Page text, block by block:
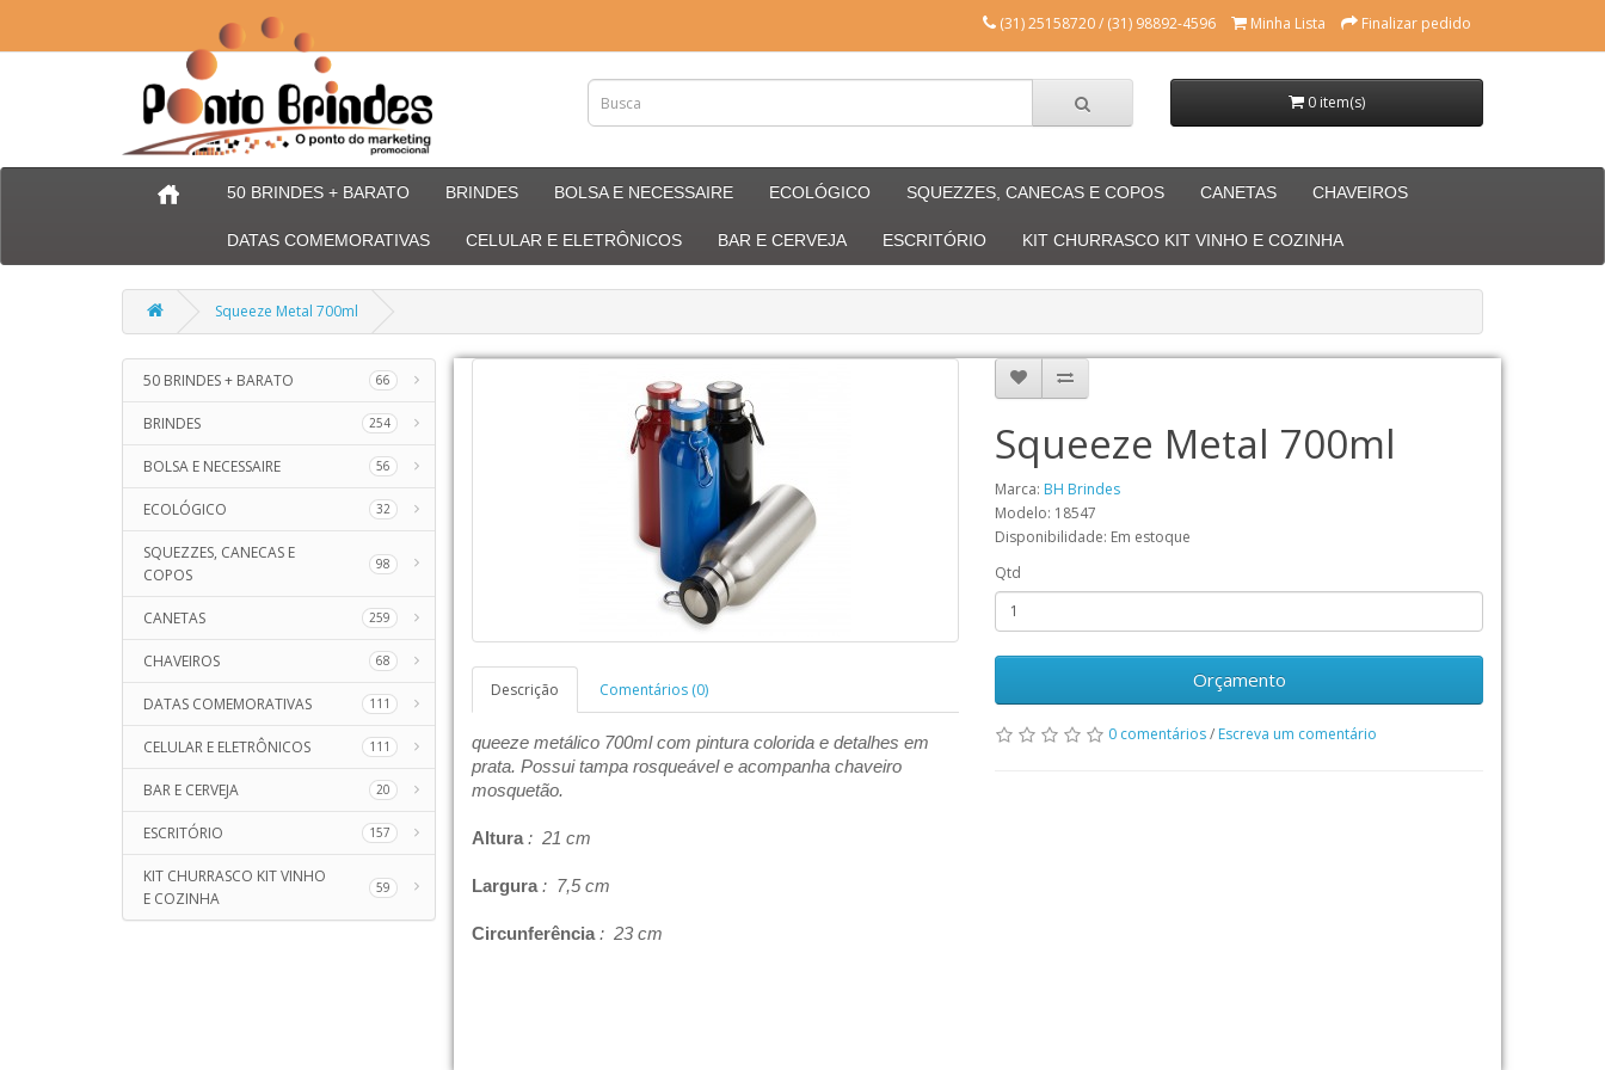
(31) 25158720 / (31) 98892-4596 Minha Lista Finalizar pedido
0 item(s)
50 BRINDES + BARATO BRINDES BOLSA E NECESSAIRE ECOLÓGICO SQUEZZES, CANECAS E COPOS CANETAS CHAVEIROS
DATAS COMEMORATIVAS CELULAR E ELETRÔNICOS BAR E CERVEJA ESCRITÓRIO KIT CHURRASCO KIT VINHO E COZINHA
Squeeze Metal 700ml
50 BRINDES + BARATO 66
BRINDES 254
BOLSA E NECESSAIRE 56
ECOLÓGICO 32
SQUEZZES, CANECAS E
COPOS
98
CANETAS 259
CHAVEIROS 68
DATAS COMEMORATIVAS 111
CELULAR E ELETRÔNICOS 111
BAR E CERVEJA 20
ESCRITÓRIO 157
KIT CHURRASCO KIT VINHO
E COZINHA
59
Descrição Comentários (0)
queeze metálico 700ml com pintura colorida e detalhes em
prata. Possui tampa rosqueável e acompanha chaveiro
mosquetão.
Altura: 21 cm
Largura: 7,5 cm
Circunferência: 23 cm
Squeeze Metal 700ml
Marca: BH Brindes
Modelo: 18547
Disponibilidade: Em estoque
Qtd
Orçamento
0 comentários/ Escreva um comentário